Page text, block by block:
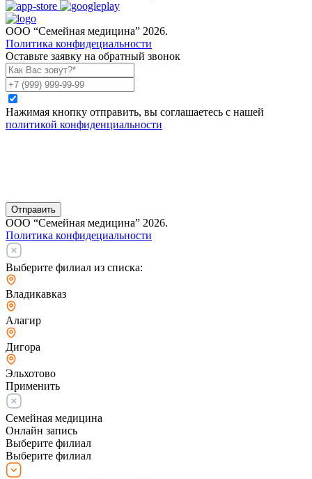
ООО “Семейная медицина” 2026.
Политика конфидециальности
Оставьте заявку на обратный звонок
Нажимая кнопку отправить, вы соглашаетесь с нашей
политикой конфиденциальности
Отправить
ООО “Семейная медицина” 2026.
Политика конфидециальности
Выберите филиал из списка:
Владикавказ
Алагир
Дигора
Эльхотово
Применить
Семейная медицина
Онлайн запись
Выберите филиал
Выберите филиал